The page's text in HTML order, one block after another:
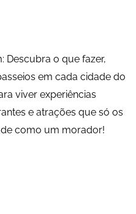
Descubra o que fazer,
em cada cidade do
viver experiências
e atrações que só os
como um morador!